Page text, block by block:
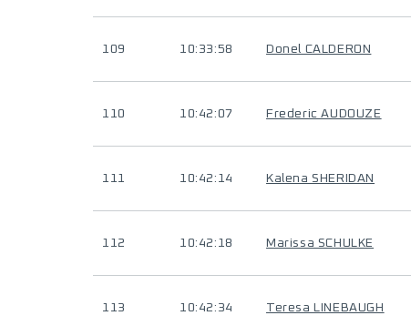
109 10:33:58 Donel CALDERON
110 10:42:07 Frederic AUDOUZE
111 10:42:14 Kalena SHERIDAN
112 10:42:18 Marissa SCHULKE
113 10:42:34 Teresa LINEBAUGH